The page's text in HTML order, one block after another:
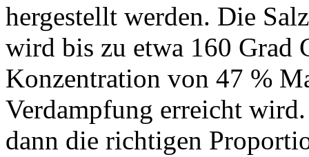
hergestellt werden. Die
wird bis zu etwa 160 Grad
Konzentration von 47 %
Verdampfung erreicht
dann die richtigen